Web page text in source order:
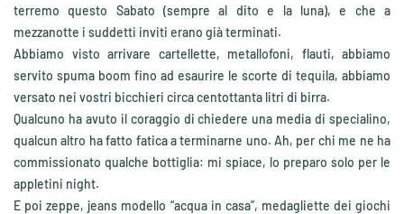
terremo questo Sabato (sempre al dito e la luna), e che a
mezzanotte i suddetti inviti erano già terminati.
Abbiamo visto arrivare cartellette, metallofoni, flauti, abbiamo
servito spuma boom fino ad esaurire le scorte di tequila, abbiamo
versato nei vostri bicchieri circa centottanta litri di birra.
Qualcuno ha avuto il coraggio di chiedere una media di specialino,
qualcun altro ha fatto fatica a terminarne uno. Ah, per chi me ne ha
commissionato qualche bottiglia: mi spiace, lo preparo solo per le
appletini night.
E poi zeppe, jeans modello “acqua in casa”, medagliette dei giochi